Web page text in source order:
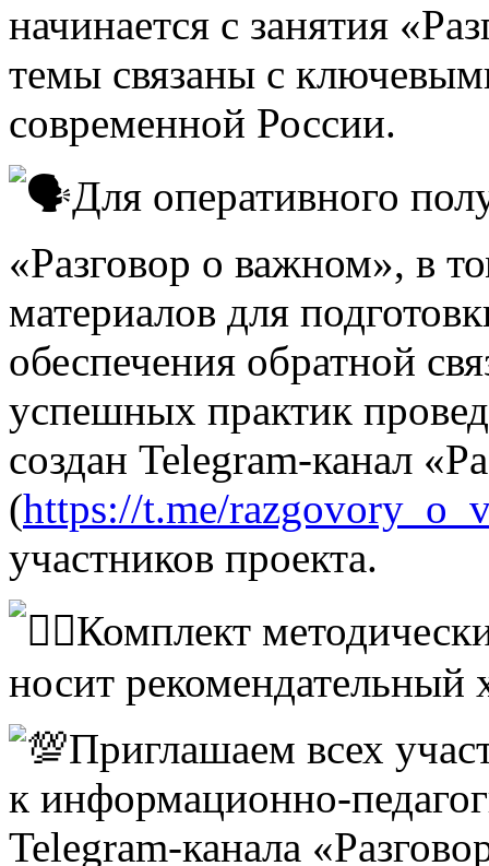
начинается с занятия
темы связаны с
современной России.
Для оперативного
«Разговор о важном», в
материалов для
обеспечения обратной
успешных практик
создан Telegram-канал
(https://t.me/
участников проекта.
Комплект
носит рекомендательный
Приглашаем всех
к информационно-
Telegram-канала